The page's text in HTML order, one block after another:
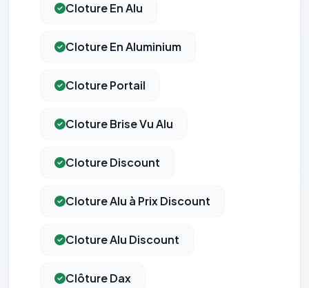
Cloture En Alu
Cloture En Aluminium
Cloture Portail
Cloture Brise Vu Alu
Cloture Discount
Cloture Alu à Prix Discount
Cloture Alu Discount
Clôture Dax